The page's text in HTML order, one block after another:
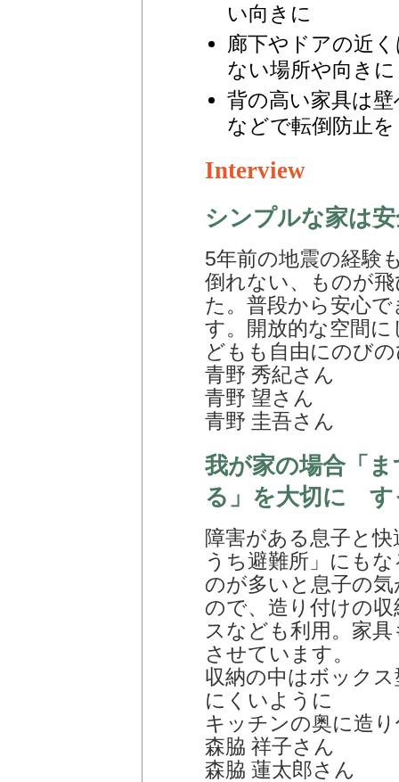
い向きに
廊下やドアの近
ない場所や向きに
背の高い家具は
などで転倒防止を
Interview
シンプルな家は
5年前の地震の経験
倒れない、ものが
た。普段から安心
す。開放的な空間
どもも自由にのび
青野 秀紀さん
青野 望さん
青野 圭吾さん
我が家の場合「
る」を大切に す
障害がある息子と
うち避難所」にも
のが多いと息子の
ので、造り付けの
スなども利用。家
させています。
収納の中はボック
にくいように
キッチンの奥に造
森脇 祥子さん
森脇 蓮太郎さん